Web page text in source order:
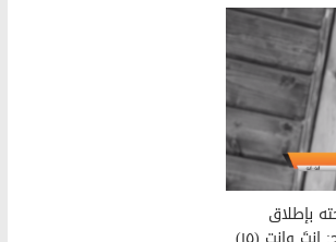
بإطلاق